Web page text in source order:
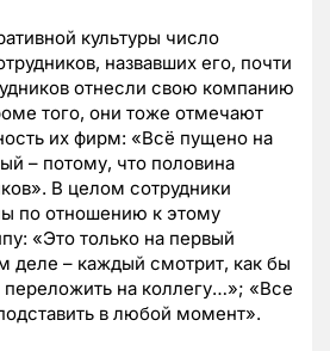
культуры число
назвавших его, почти
отнесли свою компанию
того, они тоже отмечают
их фирм: «Всё пущено на
– потому, что половина
В целом сотрудники
по отношению к этому
«Это только на первый
деле – каждый смотрит, как бы
на коллегу…»; «Все
в любой момент».